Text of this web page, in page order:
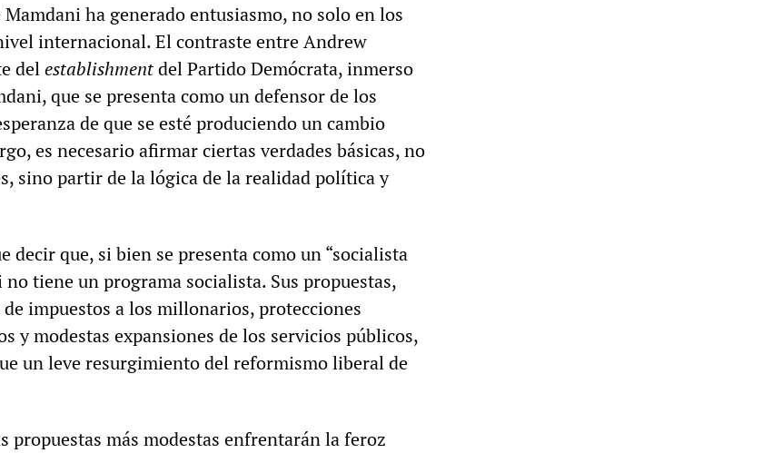
ha generado entusiasmo, no solo en los
internacional. El contraste entre Andrew
delestablishmentdel Partido Demócrata, inmerso
que se presenta como un defensor de los
de que se esté produciendo un cambio
es necesario afirmar ciertas verdades básicas, no
sino partir de la lógica de la realidad política y
decir que, si bien se presenta como un “socialista
tiene un programa socialista. Sus propuestas,
impuestos a los millonarios, protecciones
y modestas expansiones de los servicios públicos,
un leve resurgimiento del reformismo liberal de
propuestas más modestas enfrentarán la feroz